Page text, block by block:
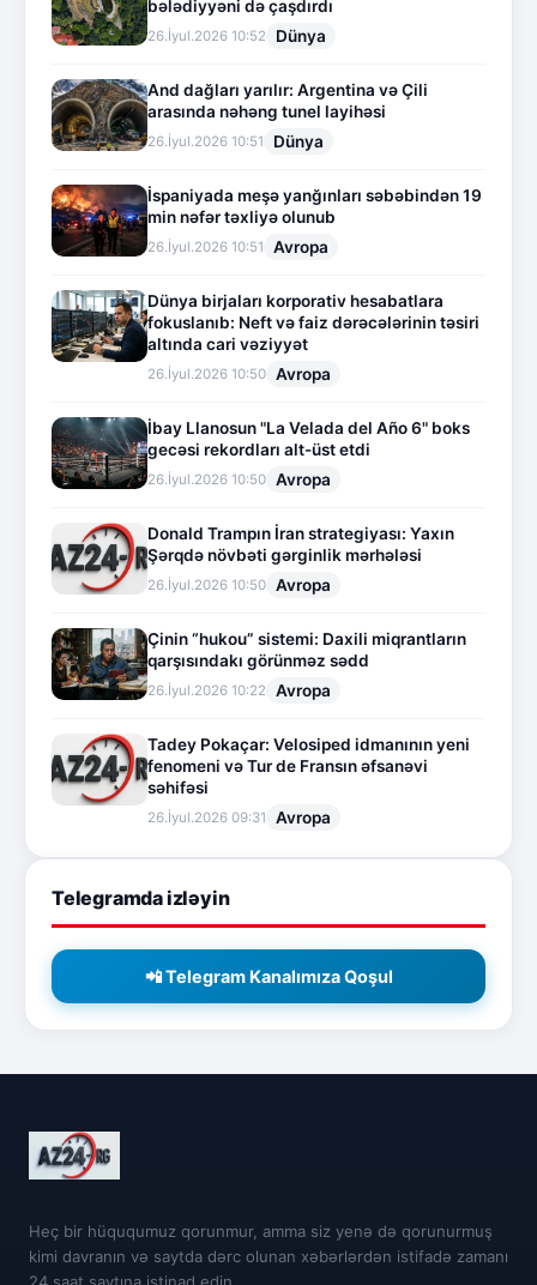
bələdiyyəni də çaşdırdı
26.İyul.2026 10:52 Dünya
And dağları yarılır: Argentina və Çili
arasında nəhəng tunel layihəsi
26.İyul.2026 10:51 Dünya
İspaniyada meşə yanğınları səbəbindən 19
min nəfər təxliyə olunub
26.İyul.2026 10:51 Avropa
Dünya birjaları korporativ hesabatlara
fokuslanıb: Neft və faiz dərəcələrinin təsiri
altında cari vəziyyət
26.İyul.2026 10:50 Avropa
İbay Llanosun "La Velada del Año 6" boks
gecəsi rekordları alt-üst etdi
26.İyul.2026 10:50 Avropa
Donald Trampın İran strategiyası: Yaxın
Şərqdə növbəti gərginlik mərhələsi
26.İyul.2026 10:50 Avropa
Çinin “hukou” sistemi: Daxili miqrantların
qarşısındakı görünməz sədd
26.İyul.2026 10:22 Avropa
Tadey Pokaçar: Velosiped idmanının yeni
fenomeni və Tur de Fransın əfsanəvi
səhifəsi
26.İyul.2026 09:31 Avropa
Telegramda izləyin
📲 Telegram Kanalımıza Qoşul
Heç bir hüququmuz qorunmur, amma siz yenə də qorunurmuş
kimi davranın və saytda dərc olunan xəbərlərdən istifadə zamanı